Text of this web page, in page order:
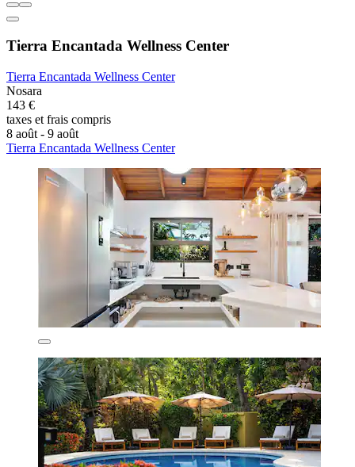
Tierra Encantada Wellness Center
Tierra Encantada Wellness Center
Nosara
143 €
taxes et frais compris
8 août - 9 août
Tierra Encantada Wellness Center